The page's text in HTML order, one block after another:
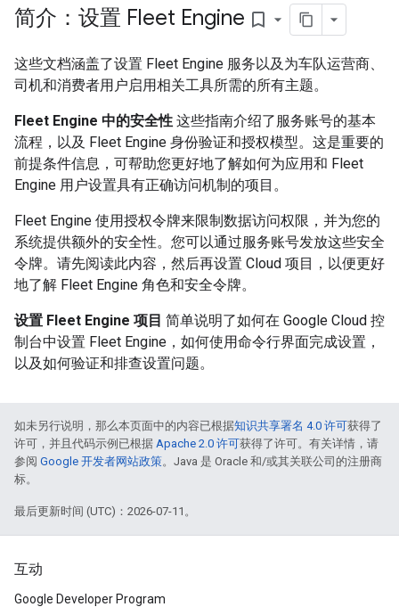
简介：设置 Fleet Engine bookmark_border
这些文档涵盖了设置 Fleet Engine 服务以及为车队运营商、
司机和消费者用户启用相关工具所需的所有主题。
Fleet Engine 中的安全性 这些指南介绍了服务账号的基本
流程，以及 Fleet Engine 身份验证和授权模型。这是重要的
前提条件信息，可帮助您更好地了解如何为应用和 Fleet
Engine 用户设置具有正确访问机制的项目。
Fleet Engine 使用授权令牌来限制数据访问权限，并为您的
系统提供额外的安全性。您可以通过服务账号发放这些安全
令牌。请先阅读此内容，然后再设置 Cloud 项目，以便更好
地了解 Fleet Engine 角色和安全令牌。
设置 Fleet Engine 项目 简单说明了如何在 Google Cloud 控
制台中设置 Fleet Engine，如何使用命令行界面完成设置，
以及如何验证和排查设置问题。
如未另行说明，那么本页面中的内容已根据知识共享署名 4.0 许可获得了
许可，并且代码示例已根据 Apache 2.0 许可获得了许可。有关详情，请
参阅 Google 开发者网站政策。Java 是 Oracle 和/或其关联公司的注册商
标。
最后更新时间 (UTC)：2026-07-11。
互动
Google Developer Program